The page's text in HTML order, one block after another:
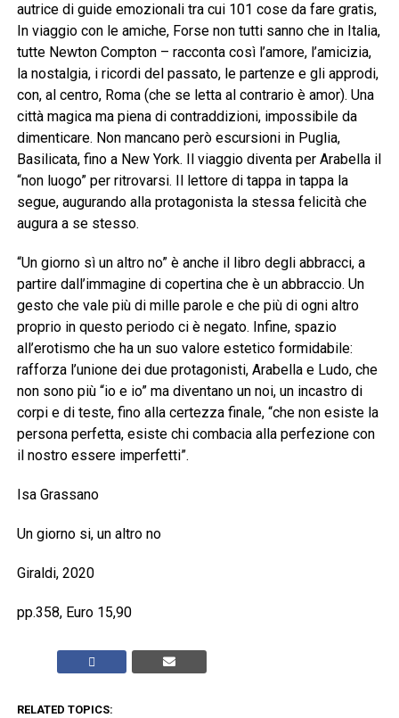
autrice di guide emozionali tra cui 101 cose da fare gratis,
In viaggio con le amiche, Forse non tutti sanno che in Italia,
tutte Newton Compton – racconta così l’amore, l’amicizia,
la nostalgia, i ricordi del passato, le partenze e gli approdi,
con, al centro, Roma (che se letta al contrario è amor). Una
città magica ma piena di contraddizioni, impossibile da
dimenticare. Non mancano però escursioni in Puglia,
Basilicata, fino a New York. Il viaggio diventa per Arabella il
“non luogo” per ritrovarsi. Il lettore di tappa in tappa la
segue, augurando alla protagonista la stessa felicità che
augura a se stesso.
“Un giorno sì un altro no” è anche il libro degli abbracci, a
partire dall’immagine di copertina che è un abbraccio. Un
gesto che vale più di mille parole e che più di ogni altro
proprio in questo periodo ci è negato. Infine, spazio
all’erotismo che ha un suo valore estetico formidabile:
rafforza l’unione dei due protagonisti, Arabella e Ludo, che
non sono più “io e io” ma diventano un noi, un incastro di
corpi e di teste, fino alla certezza finale, “che non esiste la
persona perfetta, esiste chi combacia alla perfezione con
il nostro essere imperfetti”.
Isa Grassano
Un giorno si, un altro no
Giraldi, 2020
pp.358, Euro 15,90
RELATED TOPICS: